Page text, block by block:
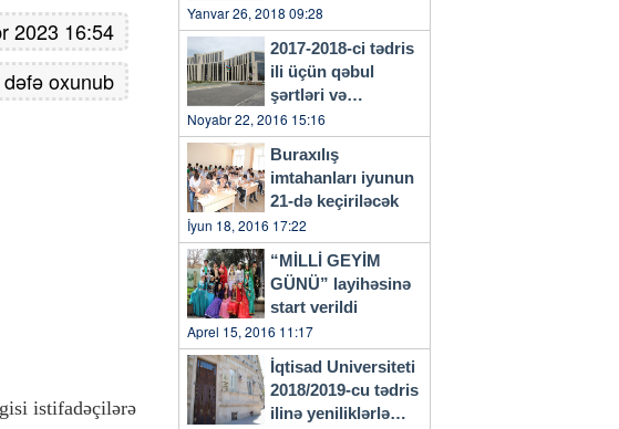
2023 16:54
oxunub
istifadəçilərə
başlayıb
Yanvar 26, 2018 09:28
2017-2018-ci tədris
ili üçün qəbul
şərtləri və
qaydaları…
Noyabr 22, 2016 15:16
Buraxılış
imtahanları iyunun
21-də keçiriləcək
İyun 18, 2016 17:22
“MİLLİ GEYİM
GÜNÜ” layihəsinə
start verildi
Aprel 15, 2016 11:17
İqtisad Universiteti
2018/2019-cu tədris
ilinə yeniliklərlə